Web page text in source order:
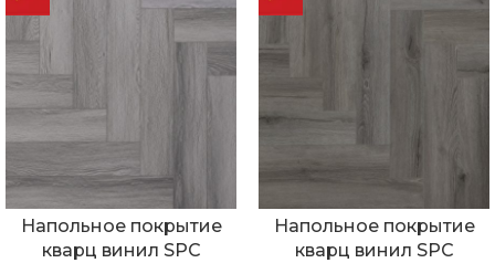
Напольное покрытие
кварц винил SPC
Напольное покрытие
кварц винил SPC